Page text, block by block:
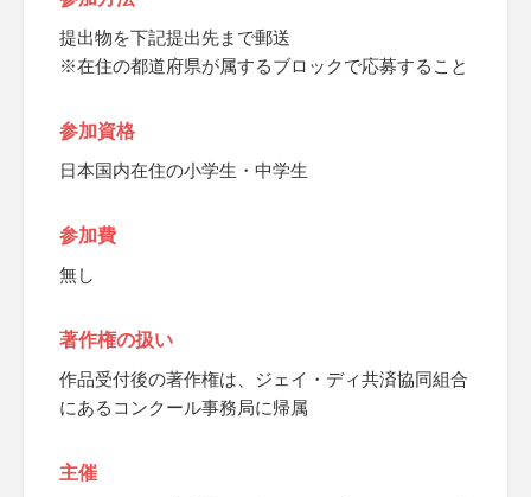
提出物を下記提出先まで郵送
※在住の都道府県が属するブロックで応募すること
参加資格
日本国内在住の小学生・中学生
参加費
無し
著作権の扱い
作品受付後の著作権は、ジェイ・ディ共済協同組合
にあるコンクール事務局に帰属
主催